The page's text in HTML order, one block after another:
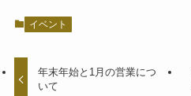
イベント
年末年始と1月の営業につ
いて